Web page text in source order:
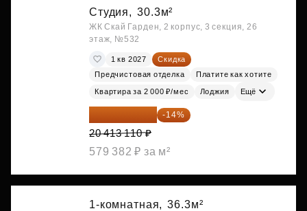
Студия, 30.3м²
ЖК Скай Гарден, 2 корпус, 3 секция, 26
этаж, №532
1 кв 2027
Скидка
Предчистовая отделка
Платите как хотите
Квартира за 2 000 ₽/мес Лоджия Ещё
17 555 275 ₽ -14%
20 413 110 ₽
579 382 ₽ за м²
1-комнатная, 36.3м²